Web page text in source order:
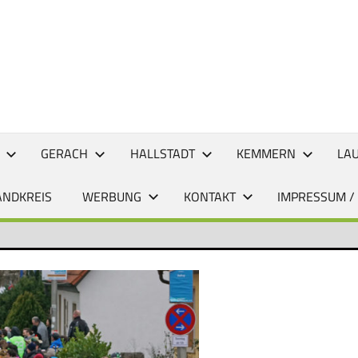
GERACH HALLSTADT KEMMERN
WERBUNG KONTAKT IMPRESSUM /